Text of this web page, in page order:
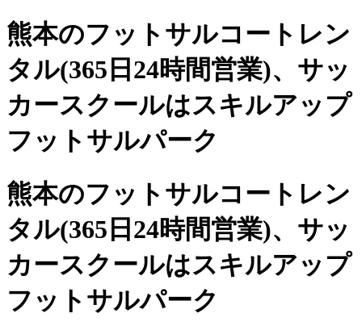
熊本のフットサルコートレン
タル(365日24時間営業)、 サッ
カースクールはスキルアップ
フットサルパーク
熊本のフットサルコートレン
タル(365日24時間営業)、サッ
カースクールはスキルアップ
フットサルパーク